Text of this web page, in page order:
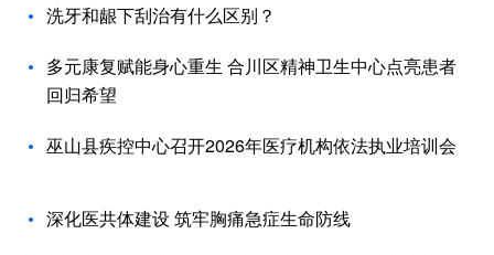
洗牙和龈下刮治有什么区别？
多元康复赋能身心重生 合川区精神卫生中心点亮患者
回归希望
巫山县疾控中心召开2026年医疗机构依法执业培训会
深化医共体建设 筑牢胸痛急症生命防线